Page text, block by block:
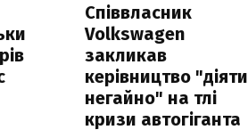
Співвласник
Volkswagen
закликав
керівництво "діяти
негайно" на тлі
кризи автогіганта